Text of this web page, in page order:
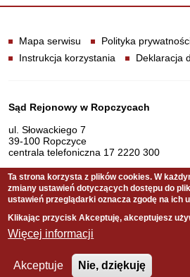
Mapa serwisu
Polityka
Instrukcja korzystania
Deklaracja
Dane teleadresowe
Sąd Rejonowy w Ropczycach
ul. Słowackiego 7
39-100 Ropczyce
centrala telefoniczna 17 2220 300
Serwis pełni funkcję strony Biuletynu
Copyright © 2011 Sąd Rejonowy w
Ta strona korzysta z plików cookies. W
zmiany ustawień dotyczących dostępu do
ustawień przeglądarki oznacza zgodę na ich
Klikając przycisk Akceptuję, akceptujesz
Więcej informacji
Akceptuje Nie, dziękuję